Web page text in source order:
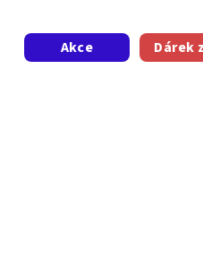
Akce Dárek